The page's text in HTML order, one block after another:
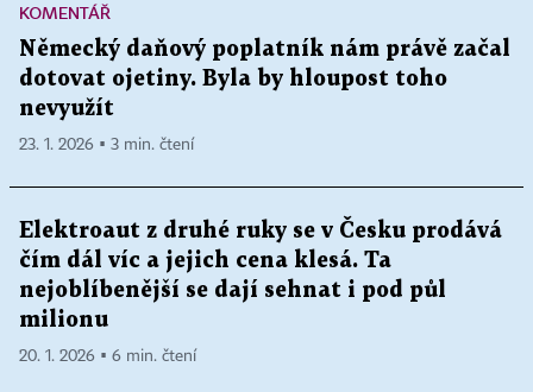
KOMENTÁŘ
Německý daňový poplatník nám právě začal
dotovat ojetiny. Byla by hloupost toho
nevyužít
23. 1. 2026 ▪ 3 min. čtení
Elektroaut z druhé ruky se v Česku prodává
čím dál víc a jejich cena klesá. Ta
nejoblíbenější se dají sehnat i pod půl
milionu
20. 1. 2026 ▪ 6 min. čtení